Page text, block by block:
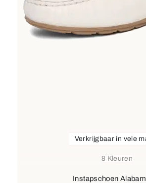
8 Kleuren
Verkrijgbaar in vele
Instapschoen